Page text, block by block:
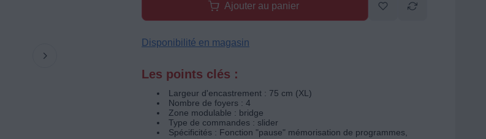
Ajouter au panier
Disponibilité en magasin
Les points clés :
Largeur d'encastrement : 75 cm (XL)
Nombre de foyers : 4
Zone modulable : bridge
Type de commandes : slider
Spécificités : Fonction "pause" mémorisation de programmes,